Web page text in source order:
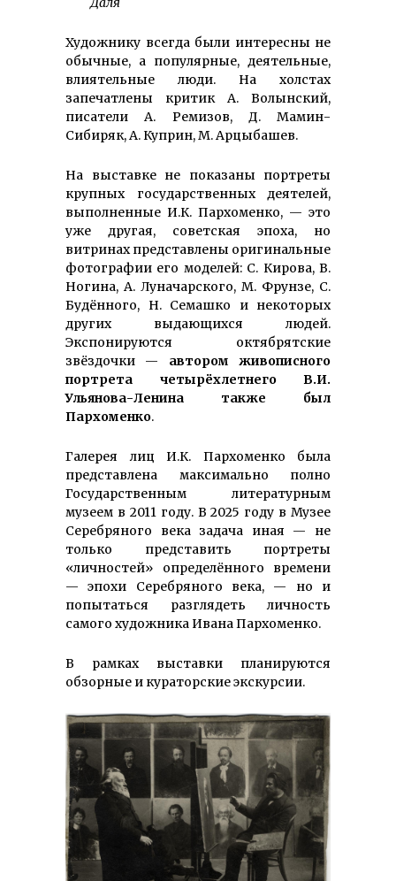
Художнику всегда были интересны не
обычные, а популярные, деятельные,
влиятельные люди. На холстах
запечатлены критик А. Волынский,
писатели А. Ремизов, Д. Мамин-
Сибиряк, А. Куприн, М. Арцыбашев.
На выставке не показаны портреты
крупных государственных деятелей,
выполненные И.К. Пархоменко, — это
уже другая, советская эпоха, но
витринах представлены оригиналь­ные
фотографии его моделей: С. Кирова, В.
Ногина, А. Луначарского, М. Фрунзе, С.
Будённого, Н. Семашко и некоторых
других выдающихся людей.
Экспонируются октябрятские
звёздочки — автором живописного
портрета четырёхлетнего В.И.
Ульянова-Ленина также был
Пархоменко.
Галерея лиц И.К. Пархоменко была
представлена максимально полно
Государственным литературным
музеем в 2011 году. В 2025 году в Музее
Серебряного века задача иная — не
только представить портреты
«личностей» определённого времени
— эпохи Серебряного века, — но и
попытаться разглядеть личность
самого художника Ивана Пархоменко.
В рамках выставки планируются
обзорные и кураторские экскурсии.